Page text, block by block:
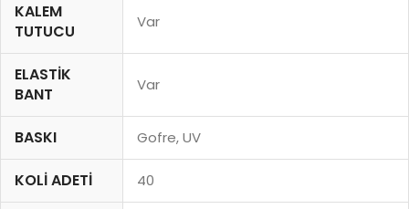
KALEM
TUTUCU
Var
ELASTIK
BANT
Var
BASKI Gofre, UV
KOLI ADETI 40